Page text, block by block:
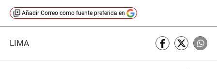
Añadir Correo como fuente preferida en
LIMA